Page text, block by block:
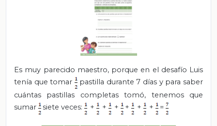
Es muy parecido maestro, porque en el desafío Luis
tenía que tomar
pastilla durante 7 días y para saber
cuántas pastillas completas tomó, tenemos que
sumar
siete veces: + + + + + + =